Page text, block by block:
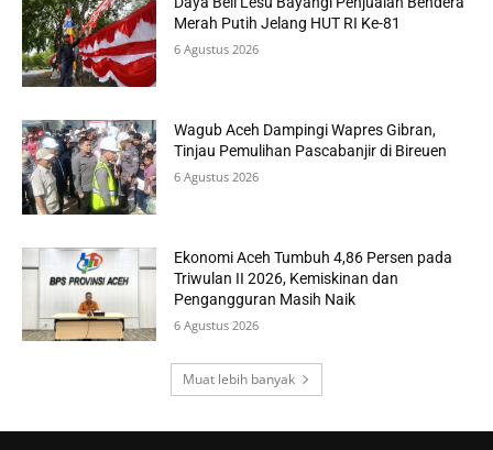
Merah Putih Jelang HUT RI Ke-81
6 Agustus 2026
Wagub Aceh Dampingi Wapres Gibran,
Tinjau Pemulihan Pascabanjir di Bireuen
6 Agustus 2026
Ekonomi Aceh Tumbuh 4,86 Persen pada
Triwulan II 2026, Kemiskinan dan
Pengangguran Masih Naik
6 Agustus 2026
Muat lebih banyak